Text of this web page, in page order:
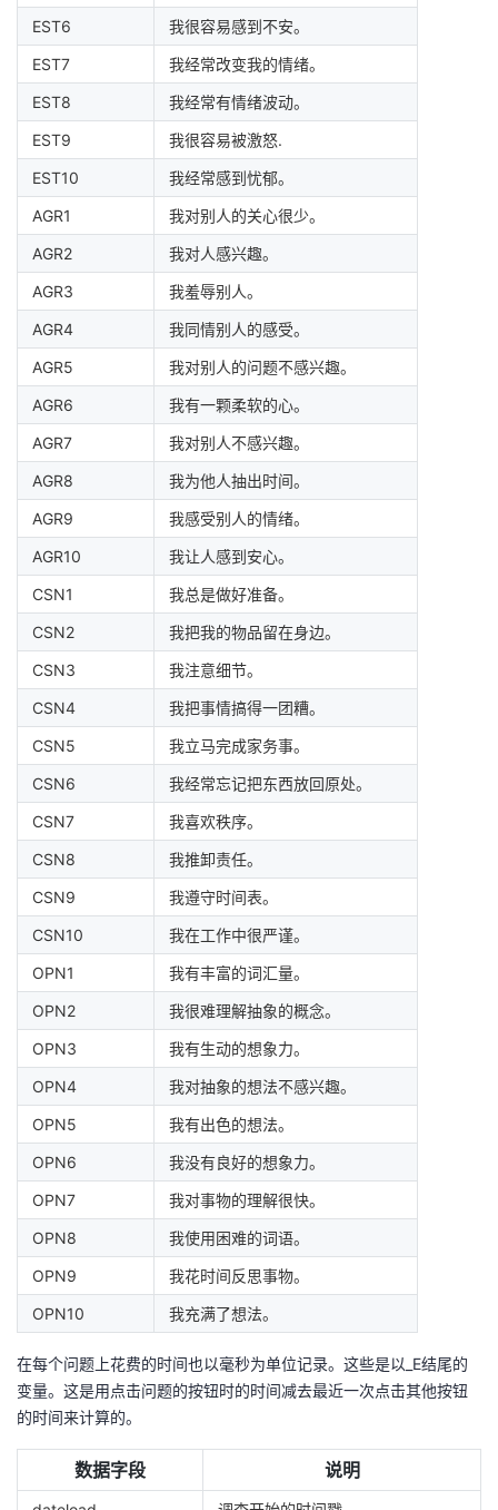
EST6
我很容易感到不安。
EST7
我经常改变我的情绪。
EST8
我经常有情绪波动。
EST9
我很容易被激怒.
EST10
我经常感到忧郁。
AGR1
我对别人的关心很少。
AGR2
我对人感兴趣。
AGR3
我羞辱别人。
AGR4
我同情别人的感受。
AGR5
我对别人的问题不感兴趣。
AGR6
我有一颗柔软的心。
AGR7
我对别人不感兴趣。
AGR8
我为他人抽出时间。
AGR9
我感受别人的情绪。
AGR10
我让人感到安心。
CSN1
我总是做好准备。
CSN2
我把我的物品留在身边。
CSN3
我注意细节。
CSN4
我把事情搞得一团糟。
CSN5
我立马完成家务事。
CSN6
我经常忘记把东西放回原处。
CSN7
我喜欢秩序。
CSN8
我推卸责任。
CSN9
我遵守时间表。
CSN10
我在工作中很严谨。
OPN1
我有丰富的词汇量。
OPN2
我很难理解抽象的概念。
OPN3
我有生动的想象力。
OPN4
我对抽象的想法不感兴趣。
OPN5
我有出色的想法。
OPN6
我没有良好的想象力。
OPN7
我对事物的理解很快。
OPN8
我使用困难的词语。
OPN9
我花时间反思事物。
OPN10
我充满了想法。
在每个问题上花费的时间也以毫秒为单位记录。这些是以_E结尾的
变量。这是用点击问题的按钮时的时间减去最近一次点击其他按钮
的时间来计算的。
数据字段 说明